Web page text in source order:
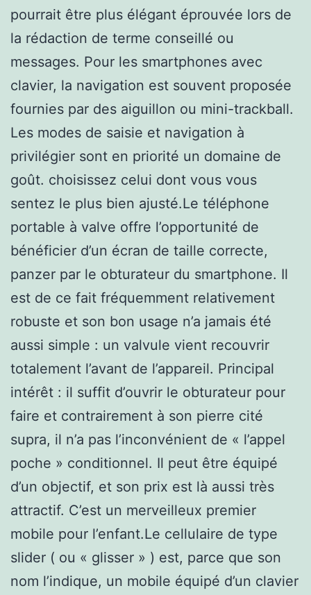
pourrait être plus élégant éprouvée lors de
la rédaction de terme conseillé ou
messages. Pour les smartphones avec
clavier, la navigation est souvent proposée
fournies par des aiguillon ou mini-trackball.
Les modes de saisie et navigation à
privilégier sont en priorité un domaine de
goût. choisissez celui dont vous vous
sentez le plus bien ajusté.Le téléphone
portable à valve offre l’opportunité de
bénéficier d’un écran de taille correcte,
panzer par le obturateur du smartphone. Il
est de ce fait fréquemment relativement
robuste et son bon usage n’a jamais été
aussi simple : un valvule vient recouvrir
totalement l’avant de l’appareil. Principal
intérêt : il suffit d’ouvrir le obturateur pour
faire et contrairement à son pierre cité
supra, il n’a pas l’inconvénient de « l’appel
poche » conditionnel. Il peut être équipé
d’un objectif, et son prix est là aussi très
attractif. C’est un merveilleux premier
mobile pour l’enfant.Le cellulaire de type
slider ( ou « glisser » ) est, parce que son
nom l’indique, un mobile équipé d’un clavier